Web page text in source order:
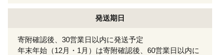
発送期日
寄附確認後、30営業日以内に発送予定
年末年始（12月・1月）は寄附確認後、60営業日以内に